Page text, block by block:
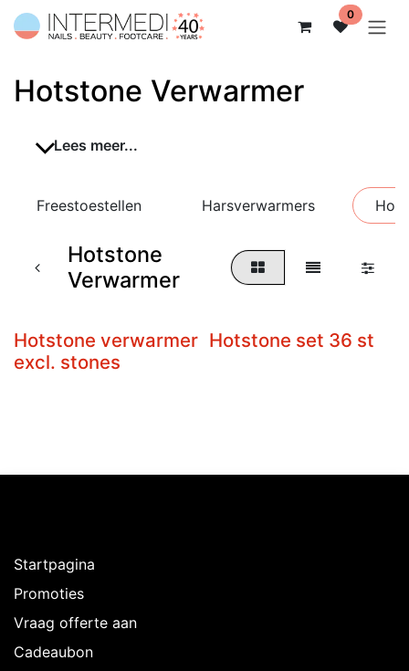
Overslaan naar inhoud 0
Hotstone Verwarmer
Lees meer...
Freestoestellen Harsverwarmers
Hotstone
Verwarmer
Hotstone verwarmer
excl. stones
Hotstone set 36 st
Startpagina
Promoties
Vraag offerte aan
Cadeaubon